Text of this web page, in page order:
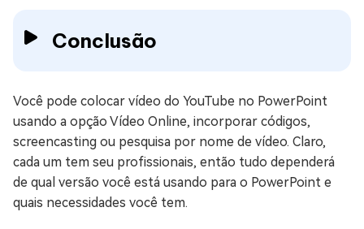
Conclusão
Você pode colocar vídeo do YouTube no PowerPoint
usando a opção Vídeo Online, incorporar códigos,
screencasting ou pesquisa por nome de vídeo. Claro,
cada um tem seu profissionais, então tudo dependerá
de qual versão você está usando para o PowerPoint e
quais necessidades você tem.